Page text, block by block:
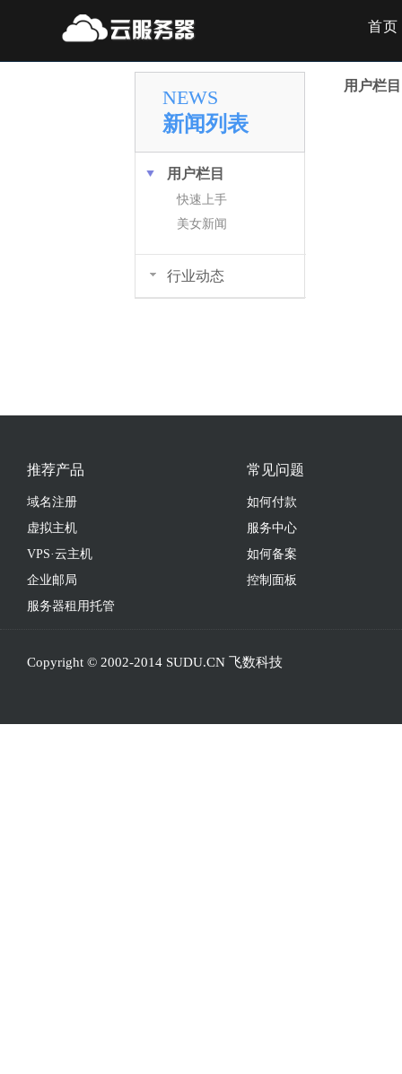
首页
NEWS
新闻列表
用户栏目
快速上手
美女新闻
行业动态
用户栏目
推荐产品
域名注册
虚拟主机
VPS·云主机
企业邮局
服务器租用托管
常见问题
如何付款
服务中心
如何备案
控制面板
Copyright © 2002-2014 SUDU.CN 飞数科技